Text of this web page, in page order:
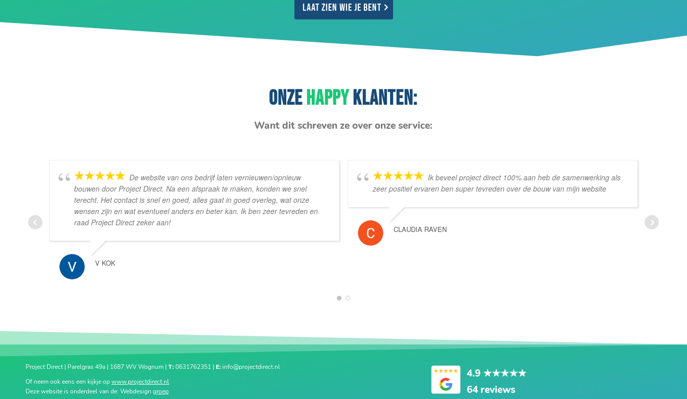
Laat zien wie je bent
ONZEHAPPYKLANTEN:
Want dit schreven ze over onze service:
De website van ons bedrijf laten vernieuwen/opnieuw
bouwen door Project Direct. Na een afspraak te maken, konden we snel
terecht. Het contact is snel en goed, alles gaat in goed overleg, wat onze
wensen zijn en wat eventueel anders en beter kan. Ik ben zeer tevreden en
raad Project Direct zeker aan!
V KOK
Ik beveel project direct 100% aan heb de samenwerking als
zeer positief ervaren ben super tevreden over de bouw van mijn website
CLAUDIA RAVEN
1 2
Project Direct | Parelgras 49a | 1687 WV Wognum | T:0631762351 | E: info@projectdirect.nl
Of neem ook eens een kijkje opwww.projectdirect.nl
Deze website is onderdeel van de: Webdesign groep
4.9 ★★★★★
64 reviews